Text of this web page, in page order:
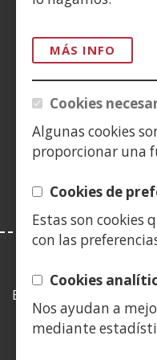
MÁS INFO
Cookies
Algunas cookies
proporcionar una
Cookies de
Estas son cookies
con las
Cookies
Nos ayudan a
mediante
Facebook
(Abre
en
nueva
ventana)
Twitter
(Abre
en
nueva
ventana)
(Abre
en
Esta web se ajusta a lo
9 de diciembre, de
información